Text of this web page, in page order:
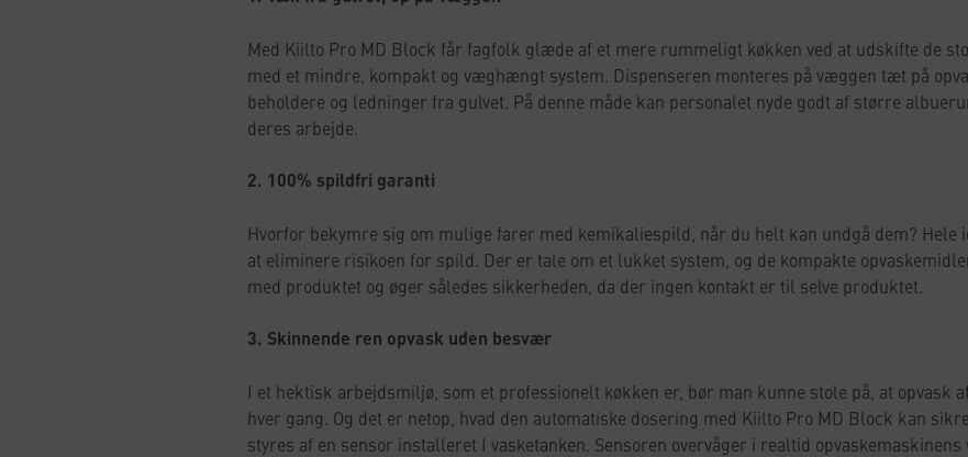
Med Kiilto Pro MD Block får fagfolk glæde af et mere rummeligt køkken ved at udskifte de
med et mindre, kompakt og væghængt system. Dispenseren monteres på væggen tæt på
beholdere og ledninger fra gulvet. På denne måde kan personalet nyde godt af større
deres arbejde.
2. 100% spildfri garanti
Hvorfor bekymre sig om mulige farer med kemikaliespild, når du helt kan undgå dem? Hele
at eliminere risikoen for spild. Der er tale om et lukket system, og de kompakte
med produktet og øger således sikkerheden, da der ingen kontakt er til selve produktet.​
3. Skinnende ren opvask uden besvær
I et hektisk arbejdsmiljø, som et professionelt køkken er, bør man kunne stole på, at opvask
hver gang. Og det er netop, hvad den automatiske dosering med Kiilto Pro MD Block kan
styres af en sensor installeret I vasketanken. Sensoren overvåger i realtid